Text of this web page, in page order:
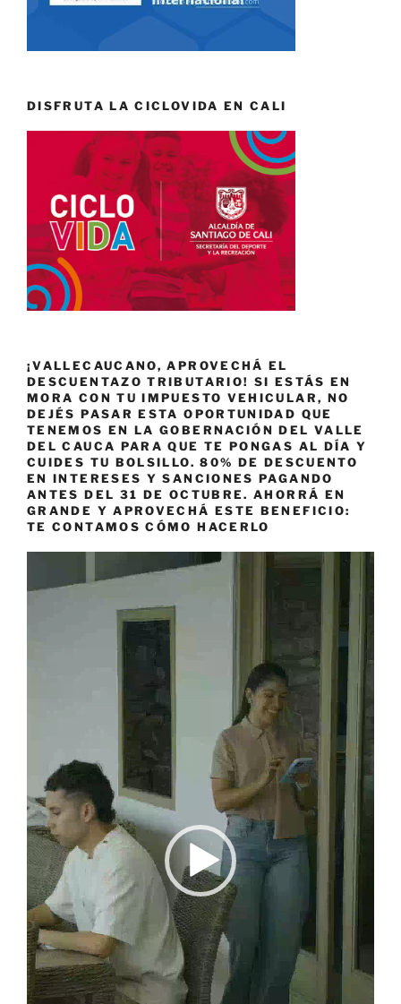
DISFRUTA LA CICLOVIDA EN CALI
¡VALLECAUCANO, APROVECHÁ EL
DESCUENTAZO TRIBUTARIO! SI ESTÁS EN
MORA CON TU IMPUESTO VEHICULAR, NO
DEJÉS PASAR ESTA OPORTUNIDAD QUE
TENEMOS EN LA GOBERNACIÓN DEL VALLE
DEL CAUCA PARA QUE TE PONGAS AL DÍA Y
CUIDES TU BOLSILLO. 80% DE DESCUENTO
EN INTERESES Y SANCIONES PAGANDO
ANTES DEL 31 DE OCTUBRE. AHORRÁ EN
GRANDE Y APROVECHÁ ESTE BENEFICIO:
TE CONTAMOS CÓMO HACERLO